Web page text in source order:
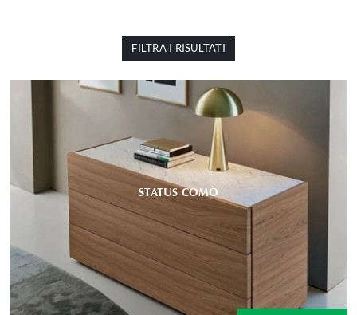
FILTRA I RISULTATI
STATUS COMÒ